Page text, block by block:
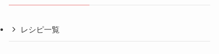
レシピ一覧